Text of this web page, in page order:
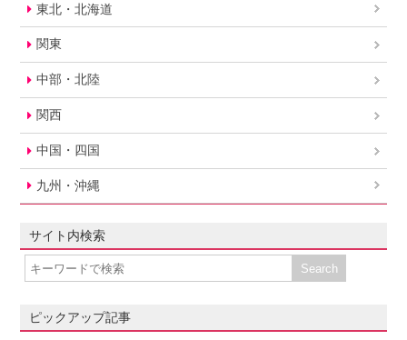
東北・北海道
関東
中部・北陸
関西
中国・四国
九州・沖縄
サイト内検索
ピックアップ記事